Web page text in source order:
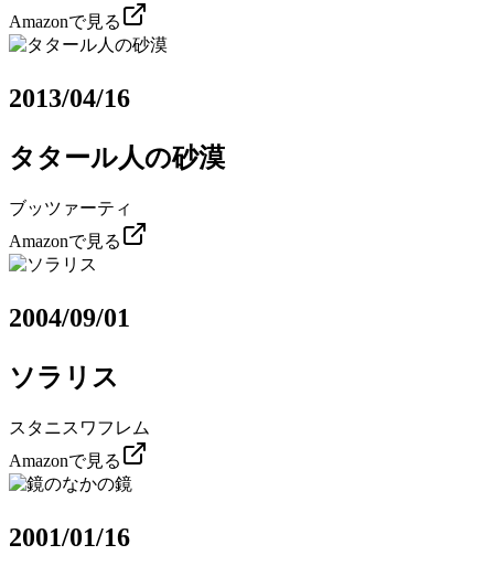
Amazonで見る
2013/04/16
タタール人の砂漠
ブッツァーティ
Amazonで見る
2004/09/01
ソラリス
スタニスワフレム
Amazonで見る
2001/01/16